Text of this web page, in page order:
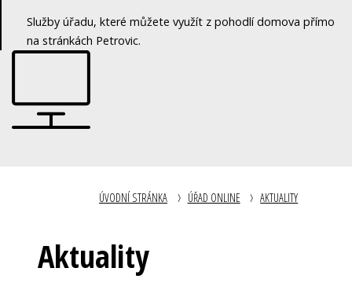
Služby úřadu, které můžete využít z pohodlí domova přímo
na stránkách Petrovic.
ÚVODNÍ STRÁNKA ÚŘAD ONLINE AKTUALITY
Aktuality